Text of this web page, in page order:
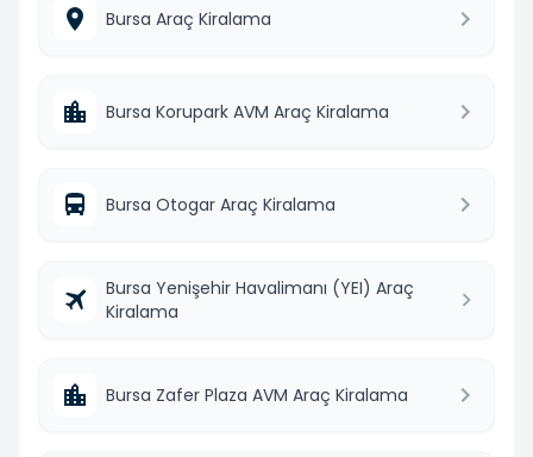
Bursa Araç Kiralama
Bursa Korupark AVM Araç Kiralama
Bursa Otogar Araç Kiralama
Bursa Yenişehir Havalimanı (YEI) Araç
Kiralama
Bursa Zafer Plaza AVM Araç Kiralama